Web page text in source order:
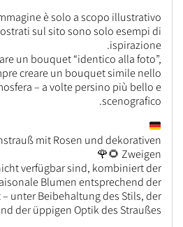
è solo a scopo illustrativo.
sul sito sono solo esempi di
ispirazione.
un bouquet “identico alla foto”,
creare un bouquet simile nello
– a volte persino più bello e
scenografico.
mit Rosen und dekorativen
Zweigen 🌻🌹
verfügbar sind, kombiniert der
Blumen entsprechend der
unter Beibehaltung des Stils, der
der üppigen Optik des Straußes.